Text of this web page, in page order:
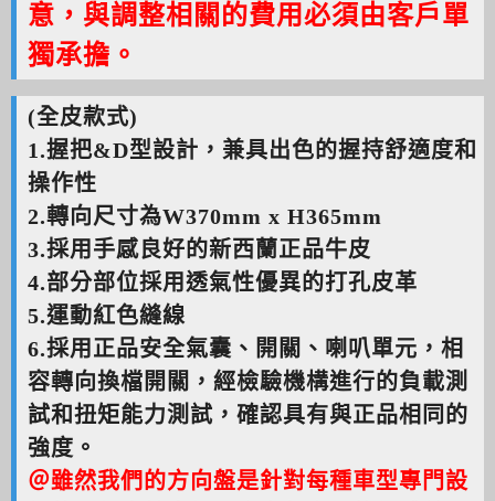
意，與調整相關的費用必須由客戶單
獨承擔。
(全皮款式)
1.握把&D型設計，兼具出色的握持舒適度和
操作性
2.轉向尺寸為W370mm x H365mm
3.採用手感良好的新西蘭正品牛皮
4.部分部位採用透氣性優異的打孔皮革
5.運動紅色縫線
6.採用正品安全氣囊、開關、喇叭單元，相
容轉向換檔開關，經檢驗機構進行的負載測
試和扭矩能力測試，確認具有與正品相同的
強度。
＠雖然我們的方向盤是針對每種車型專門設